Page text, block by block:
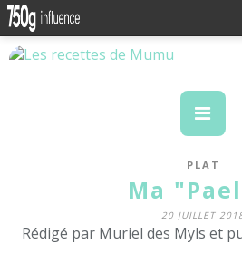
PLAT
Ma
20 JUILLET
Rédigé par Muriel des Myls et